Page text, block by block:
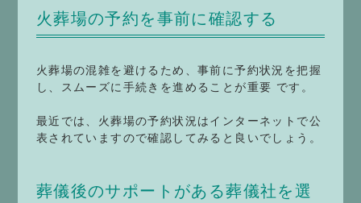
火葬場の予約を事前に確認する
火葬場の混雑を避けるため、事前に予約状況を把握
し、スムーズに手続きを進めることが重要 です。
最近では、火葬場の予約状況はインターネットで公
表されていますので確認してみると良いでしょう。
葬儀後のサポートがある葬儀社を選